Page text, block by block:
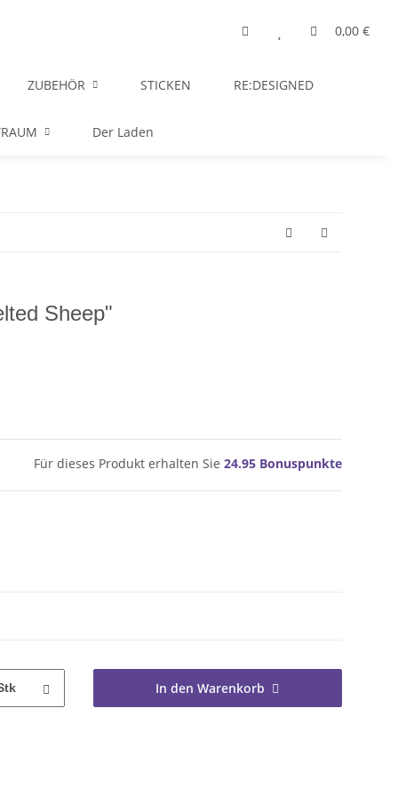
0,00 €
ZUBEHÖR STICKEN RE:DESIGNED
Der Laden
Sheep"
Für dieses Produkt erhalten Sie 24.95 Bonuspunkte
In den Warenkorb